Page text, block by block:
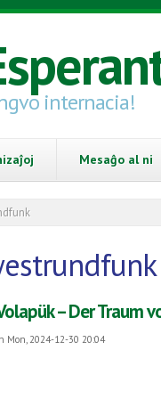
internacia!
Mesaĝo al ni
– Der Traum
Mon, 2024-12-30 20:04